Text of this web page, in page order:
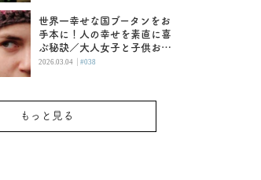
世界一幸せな国ブータンをお
手本に！人の幸せを素直に喜
ぶ秘訣／大人女子と子供おば
さんの恋愛の違い
2026.03.04 | #038
もっと見る